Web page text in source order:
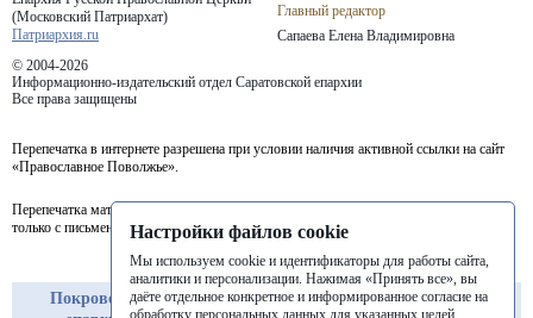
(Московский Патриархат)
Патриархия.ru
Главный редактор
Сапаева Елена Владимировна
© 2004-2026
Информационно-издательский отдел Саратовской епархии
Все права защищены
Перепечатка в интернете разрешена при условии наличия активной ссылки на сайт
«Православное Поволжье».
Перепечатка материалов портала в печатных изданиях (книгах, прессе) возможна
только с письменного разрешения редакции.
Покровская
Балашовская
Балаковская
Настройки файлов cookie
Мы используем cookie и идентификаторы для работы сайта,
аналитики и персонализации. Нажимая «Принять все», вы
даёте отдельное конкретное и информированное согласие на
обработку персональных данных для указанных целей.